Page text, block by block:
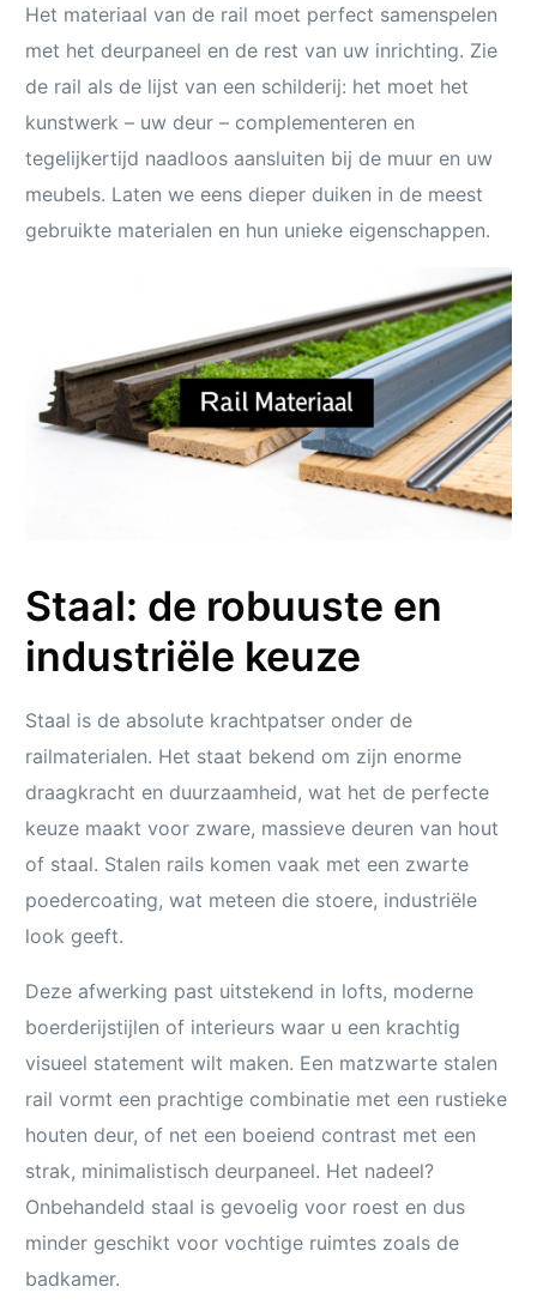
Het materiaal van de rail moet perfect samenspelen
met het deurpaneel en de rest van uw inrichting. Zie
de rail als de lijst van een schilderij: het moet het
kunstwerk – uw deur – complementeren en
tegelijkertijd naadloos aansluiten bij de muur en uw
meubels. Laten we eens dieper duiken in de meest
gebruikte materialen en hun unieke eigenschappen.
Staal: de robuuste en
industriële keuze
Staal is de absolute krachtpatser onder de
railmaterialen. Het staat bekend om zijn enorme
draagkracht en duurzaamheid, wat het de perfecte
keuze maakt voor zware, massieve deuren van hout
of staal. Stalen rails komen vaak met een zwarte
poedercoating, wat meteen die stoere, industriële
look geeft.
Deze afwerking past uitstekend in lofts, moderne
boerderijstijlen of interieurs waar u een krachtig
visueel statement wilt maken. Een matzwarte stalen
rail vormt een prachtige combinatie met een rustieke
houten deur, of net een boeiend contrast met een
strak, minimalistisch deurpaneel. Het nadeel?
Onbehandeld staal is gevoelig voor roest en dus
minder geschikt voor vochtige ruimtes zoals de
badkamer.